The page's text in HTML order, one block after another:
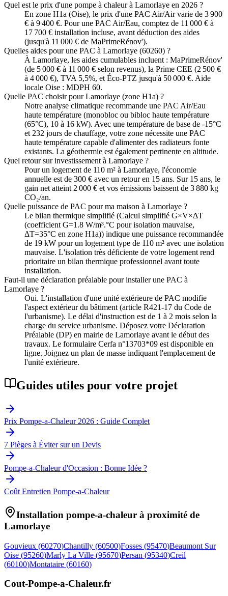
Quel est le prix d'une pompe à chaleur à Lamorlaye en 2026 ?
En zone H1a (Oise), le prix d'une PAC Air/Air varie de 3 900
€ à 9 400 €. Pour une PAC Air/Eau, comptez de 11 000 € à
17 700 € installation incluse, avant déduction des aides
(jusqu'à 11 000 € de MaPrimeRénov').
Quelles aides pour une PAC à Lamorlaye (60260) ?
À Lamorlaye, les aides cumulables incluent : MaPrimeRénov'
(de 5 000 € à 11 000 € selon revenus), la Prime CEE (2 500 €
à 4 000 €), TVA 5,5%, et Éco-PTZ jusqu'à 50 000 €. Aide
locale Oise : MDPH 60.
Quelle PAC choisir pour Lamorlaye (zone H1a) ?
Notre analyse climatique recommande une PAC Air/Eau
haute température (monobloc ou bibloc haute température
(65°C), 10 à 16 kW). Avec une température de base de -15°C
et 232 jours de chauffage, votre zone nécessite une PAC
haute température capable d'alimenter des radiateurs fonte
existants. La géothermie est également pertinente en altitude.
Quel retour sur investissement à Lamorlaye ?
Pour un logement de 110 m² à Lamorlaye, l'économie
annuelle est de 300 € avec un retour en 15 ans. Sur 15 ans, le
gain net atteint 2 000 € et vos émissions baissent de 3 880 kg
CO₂/an.
Quelle puissance de PAC pour ma maison à Lamorlaye ?
Le bilan thermique simplifié (Calcul simplifié G×V×ΔT
(coefficient G=1.8 W/m³.°C pour isolation mauvaise,
ΔT=35°C en zone H1a)) indique une puissance recommandée
de 19 kW pour un logement type de 110 m² avec une isolation
mauvaise. L'isolation très déficiente de votre logement rend
prioritaire un bilan thermique professionnel avant toute
installation.
Faut-il une déclaration préalable pour installer une PAC à
Lamorlaye ?
Oui. L'installation d'une unité extérieure de PAC modifie
l'aspect extérieur du bâtiment (article R421-17 du Code de
l'urbanisme). Le délai d'instruction est de 1 à 2 mois selon la
charge du service urbanisme. Déposez votre Déclaration
Préalable (DP) en mairie de Lamorlaye avant le début des
travaux. Le formulaire Cerfa n°13703*09 est disponible en
ligne. Joignez un plan de masse indiquant l'emplacement de
l'unité extérieure.
Guides utiles pour votre projet
Prix Pompe-a-Chaleur 2026 : Guide Complet
7 Pièges à Éviter sur un Devis
Pompe-a-Chaleur d'Occasion : Bonne Idée ?
Coût Entretien Pompe-a-Chaleur
Installation pompe-a-chaleur à proximité de
Lamorlaye
Gouvieux (60270)Chantilly (60500)Fosses (95470)Beaumont Sur
Oise (95260)Marly La Ville (95670)Persan (95340)Creil
(60100)Montataire (60160)
Cout-Pompe-a-Chaleur.fr